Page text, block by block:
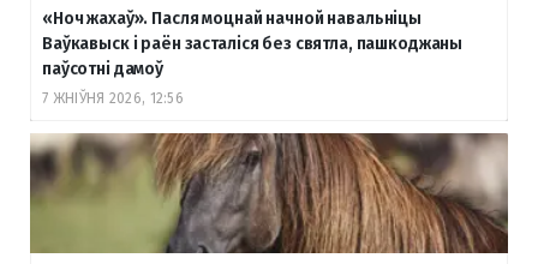
«Ноч жахаў». Пасля моцнай начной навальніцы
Ваўкавыск і раён засталіся без святла, пашкоджаны
паўсотні дамоў
7 ЖНІЎНЯ 2026, 12:56